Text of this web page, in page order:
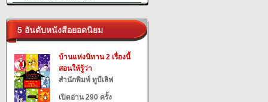
5 อันดับหนังสือยอดนิยม
บ้านแห่งนิทาน 2 เรื่องนี้
สอนให้รู้ว่า
สำนักพิมพ์ ทูบีเลิฟ
เปิดอ่าน 290 ครั้ง